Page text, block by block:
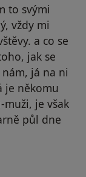
to svými
vždy mi
a co se
jak se
já na ni
je někomu
je však
půl dne